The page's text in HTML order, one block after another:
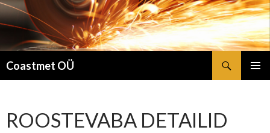
Coastmet OÜ
ROOSTEVABA DETAILID